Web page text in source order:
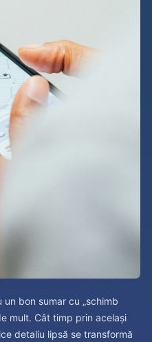
bon sumar cu „schimb
mult. Cât timp prin același
detaliu lipsă se transformă